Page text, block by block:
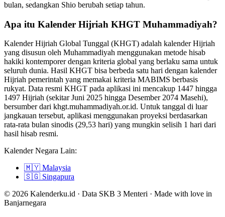
bulan, sedangkan Shio berubah setiap tahun.
Apa itu Kalender Hijriah KHGT Muhammadiyah?
Kalender Hijriah Global Tunggal (KHGT) adalah kalender Hijriah
yang disusun oleh Muhammadiyah menggunakan metode hisab
hakiki kontemporer dengan kriteria global yang berlaku sama untuk
seluruh dunia. Hasil KHGT bisa berbeda satu hari dengan kalender
Hijriah pemerintah yang memakai kriteria MABIMS berbasis
rukyat. Data resmi KHGT pada aplikasi ini mencakup 1447 hingga
1497 Hijriah (sekitar Juni 2025 hingga Desember 2074 Masehi),
bersumber dari khgt.muhammadiyah.or.id. Untuk tanggal di luar
jangkauan tersebut, aplikasi menggunakan proyeksi berdasarkan
rata-rata bulan sinodis (29,53 hari) yang mungkin selisih 1 hari dari
hasil hisab resmi.
Kalender Negara Lain:
🇲🇾 Malaysia
🇸🇬 Singapura
© 2026 Kalenderku.id · Data SKB 3 Menteri · Made with love in
Banjarnegara